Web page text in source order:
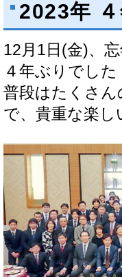
2023年
12月1日(金)、
４年ぶりでした
普段はたくさ
で、貴重な楽